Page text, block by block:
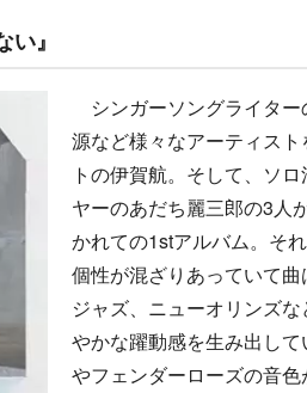
』
シンガーソングライタ
源など様々なアーティス
トの伊賀航。そして、ソ
ヤーのあだち麗三郎の3人
かれての1stアルバム。そ
個性が混ざりあっていて曲
ジャズ、ニューオリンズ
やかな躍動感を生み出し
やフェンダーローズの音